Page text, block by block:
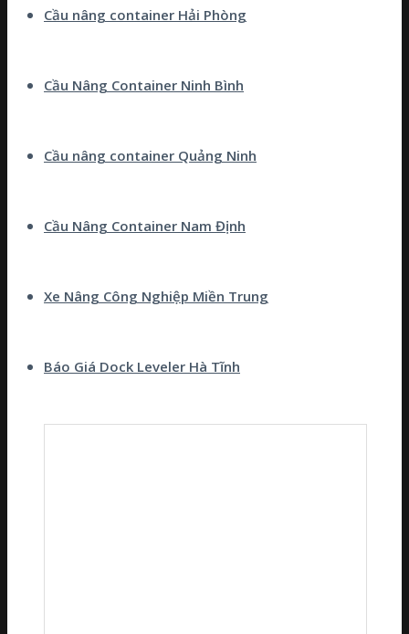
Cầu nâng container Hải Phòng
Cầu Nâng Container Ninh Bình
Cầu nâng container Quảng Ninh
Cầu Nâng Container Nam Định
Xe Nâng Công Nghiệp Miền Trung
Báo Giá Dock Leveler Hà Tĩnh